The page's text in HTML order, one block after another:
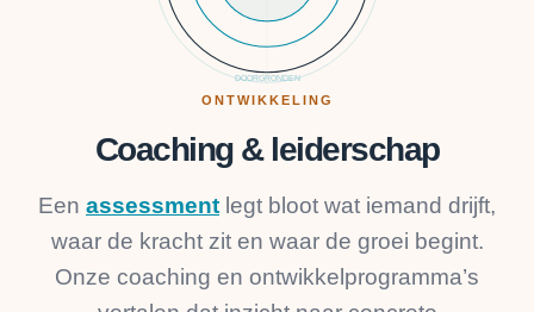
ONTWIKKELING
Coaching & leiderschap
Een assessment legt bloot wat iemand drijft,
waar de kracht zit en waar de groei begint.
Onze coaching en ontwikkelprogramma’s
DOORGRONDEN